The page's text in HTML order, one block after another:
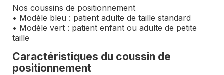
Nos coussins de positionnement
• Modèle bleu : patient adulte de taille standard
• Modèle vert : patient enfant ou adulte de petite
taille
Caractéristiques du coussin de
positionnement